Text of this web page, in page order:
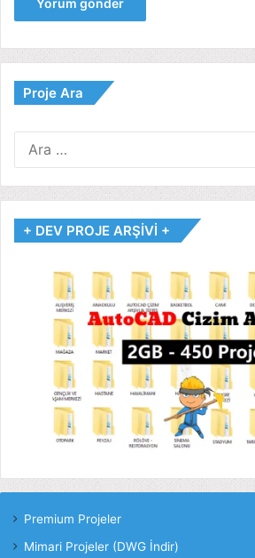
Proje Ara
+ DEV PROJE ARŞİVİ +
Premium Projeler
Mimari Projeler (DWG İndir)